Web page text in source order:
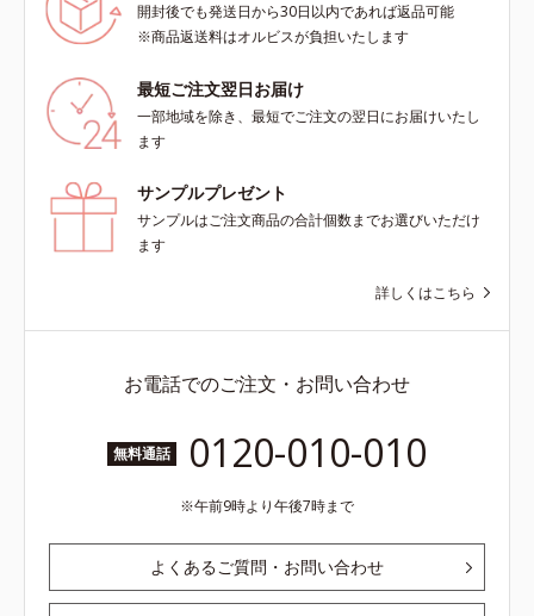
開封後でも発送日から30日以内であれば返品可能
※商品返送料はオルビスが負担いたします
最短ご注文翌日お届け
一部地域を除き、最短でご注文の翌日にお届けいたし
ます
サンプルプレゼント
サンプルはご注文商品の合計個数までお選びいただけ
ます
詳しくはこちら
お電話でのご注文・お問い合わせ
無料通話 0120-010-010
午前9時より午後7時まで
よくあるご質問・お問い合わせ